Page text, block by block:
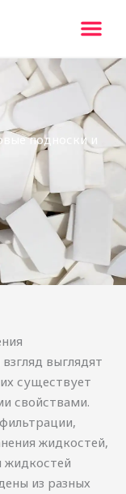
подноски и
выглядят
существует
свойствами.
жидкостей,
жидкостей
из разных